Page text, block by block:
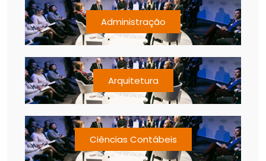
Administração
Arquitetura
Ciências Contábeis